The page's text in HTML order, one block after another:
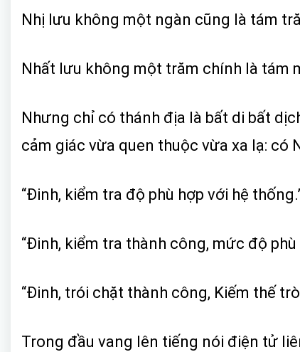
Nhị lưu không một ngàn cũng là tám
Nhất lưu không một trăm chính là tám
Nhưng chỉ có thánh địa là bất di bất
cảm giác vừa quen thuộc vừa xa lạ: có
“Đinh, kiểm tra độ phù hợp với hệ
“Đinh, kiểm tra thành công, mức độ phù
“Đinh, trói chặt thành công, Kiếm thế
Trong đầu vang lên tiếng nói điện tử